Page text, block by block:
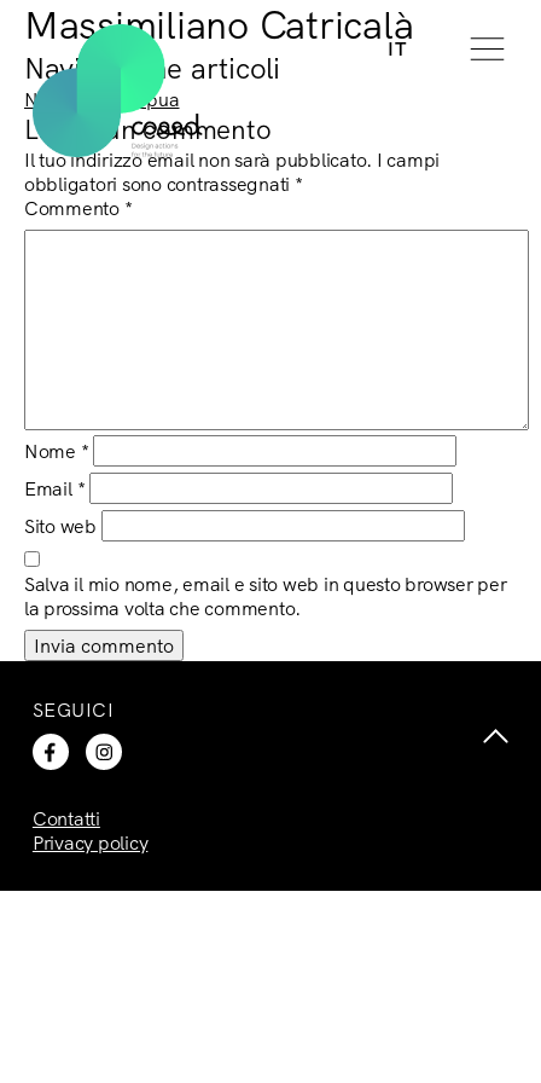
IT
Massimiliano Catricalà
Navigazione articoli
Next: Ilaria Capua
Lascia un commento
Il tuo indirizzo email non sarà pubblicato. I campi
obbligatori sono contrassegnati *
Commento *
Nome *
Email *
Sito web
Salva il mio nome, email e sito web in questo browser per
la prossima volta che commento.
SEGUICI
Contatti
Privacy policy